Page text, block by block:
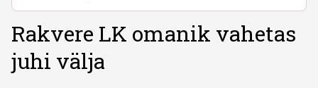
Rakvere LK omanik vahetas
juhi välja